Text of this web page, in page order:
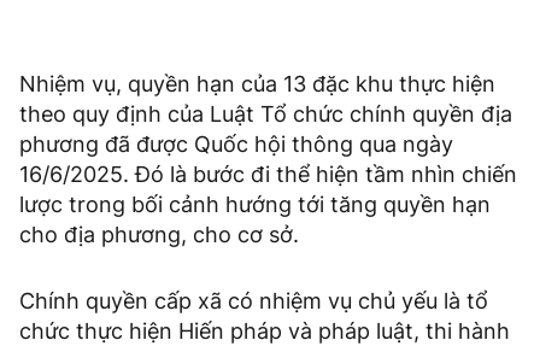
Nhiệm vụ, quyền hạn của 13 đặc khu thực hiện
theo quy định của Luật Tổ chức chính quyền địa
phương đã được Quốc hội thông qua ngày
16/6/2025. Đó là bước đi thể hiện tầm nhìn chiến
lược trong bối cảnh hướng tới tăng quyền hạn
cho địa phương, cho cơ sở.
Chính quyền cấp xã có nhiệm vụ chủ yếu là tổ
chức thực hiện Hiến pháp và pháp luật, thi hành